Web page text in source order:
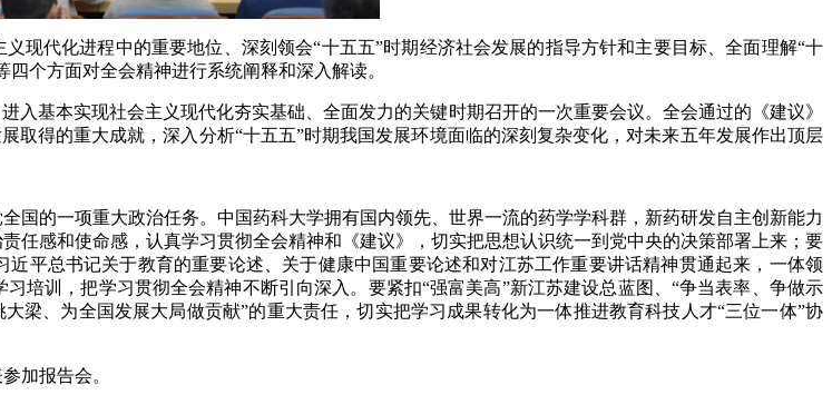
现代化进程中的重要地位、深刻领会“十五五”时期经济社会发展的指导方针和主要目标、全面理解“十
个方面对全会精神进行系统阐释和深入解读。
基本实现社会主义现代化夯实基础、全面发力的关键时期召开的一次重要会议。全会通过的《建议》
取得的重大成就，深入分析“十五五”时期我国发展环境面临的深刻复杂变化，对未来五年发展作出顶层
国的一项重大政治任务。中国药科大学拥有国内领先、世界一流的药学学科群，新药研发自主创新能力
任感和使命感，认真学习贯彻全会精神和《建议》，切实把思想认识统一到党中央的决策部署上来；要
平总书记关于教育的重要论述、关于健康中国重要论述和对江苏工作重要讲话精神贯通起来，一体领
培训，把学习贯彻全会精神不断引向深入。要紧扣“强富美高”新江苏建设总蓝图、“争当表率、争做示
梁、为全国发展大局做贡献”的重大责任，切实把学习成果转化为一体推进教育科技人才“三位一体”协
加报告会。